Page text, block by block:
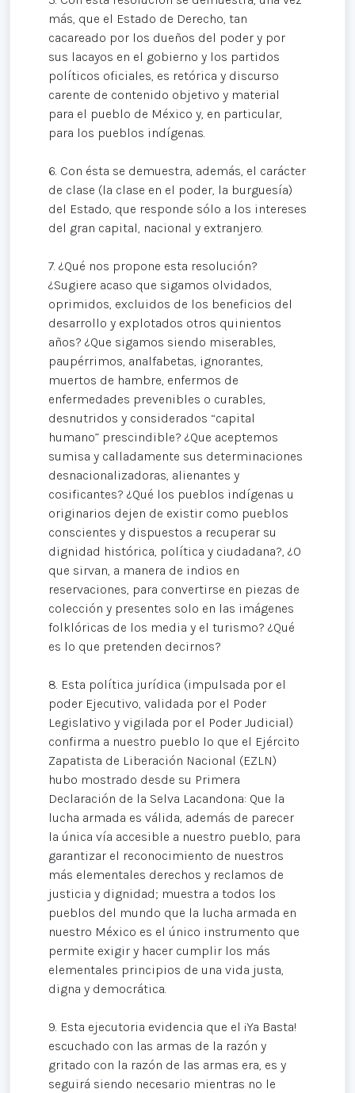
más, que el Estado de Derecho, tan
cacareado por los dueños del poder y por
sus lacayos en el gobierno y los partidos
políticos oficiales, es retórica y discurso
carente de contenido objetivo y material
para el pueblo de México y, en particular,
para los pueblos indígenas.
6. Con ésta se demuestra, además, el carácter
de clase (la clase en el poder, la burguesía)
del Estado, que responde sólo a los intereses
del gran capital, nacional y extranjero.
7. ¿Qué nos propone esta resolución?
¿Sugiere acaso que sigamos olvidados,
oprimidos, excluidos de los beneficios del
desarrollo y explotados otros quinientos
años? ¿Que sigamos siendo miserables,
paupérrimos, analfabetas, ignorantes,
muertos de hambre, enfermos de
enfermedades prevenibles o curables,
desnutridos y considerados “capital
humano” prescindible? ¿Que aceptemos
sumisa y calladamente sus determinaciones
desnacionalizadoras, alienantes y
cosificantes? ¿Qué los pueblos indígenas u
originarios dejen de existir como pueblos
conscientes y dispuestos a recuperar su
dignidad histórica, política y ciudadana?, ¿O
que sirvan, a manera de indios en
reservaciones, para convertirse en piezas de
colección y presentes solo en las imágenes
folklóricas de los media y el turismo? ¿Qué
es lo que pretenden decirnos?
8. Esta política jurídica (impulsada por el
poder Ejecutivo, validada por el Poder
Legislativo y vigilada por el Poder Judicial)
confirma a nuestro pueblo lo que el Ejército
Zapatista de Liberación Nacional (EZLN)
hubo mostrado desde su Primera
Declaración de la Selva Lacandona: Que la
lucha armada es válida, además de parecer
la única vía accesible a nuestro pueblo, para
garantizar el reconocimiento de nuestros
más elementales derechos y reclamos de
justicia y dignidad; muestra a todos los
pueblos del mundo que la lucha armada en
nuestro México es el único instrumento que
permite exigir y hacer cumplir los más
elementales principios de una vida justa,
digna y democrática.
9. Esta ejecutoria evidencia que el ¡Ya Basta!
escuchado con las armas de la razón y
gritado con la razón de las armas era, es y
seguirá siendo necesario mientras no le